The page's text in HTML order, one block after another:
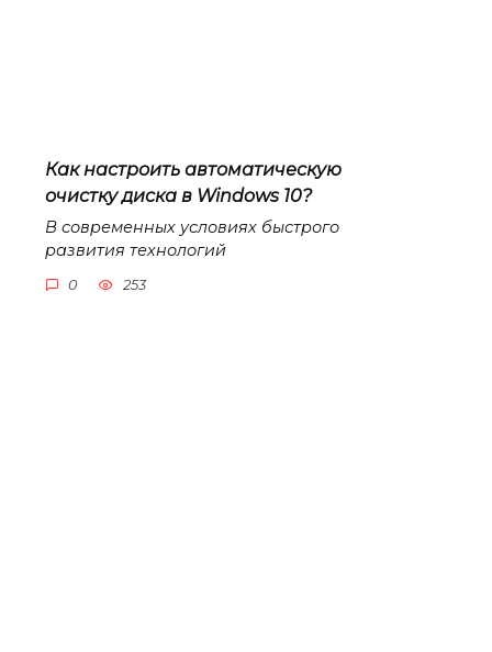
Как настроить автоматическую
очистку диска в Windows 10?
В современных условиях быстрого
развития технологий
0 253